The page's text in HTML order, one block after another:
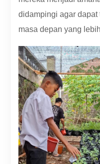
didampingi agar
masa depan yang